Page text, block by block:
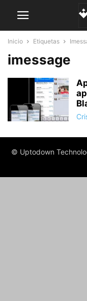
Inicio Etiquetas
imessage
© Uptodown